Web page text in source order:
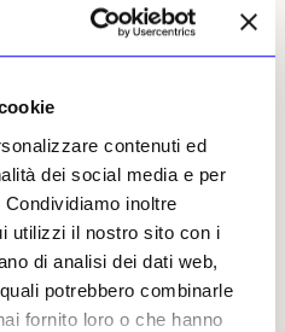
contenuti ed
dei social media e per
inoltre
utilizzi il nostro sito con i
di analisi dei dati web,
potrebbero combinarle
fornito loro o che hanno
tra artista, impresa e
Pace sarà